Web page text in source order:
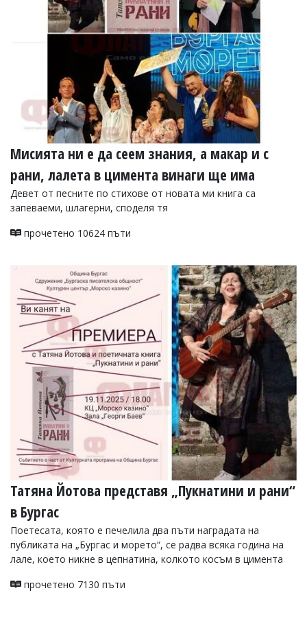
Мисията ни е да сеем знания, а макар и с
рани, лалета в цимента винаги ще има
Девет от песните по стихове от новата ми книга са
запеваеми, шлагерни, споделя тя
прочетено 10624 пъти
Татяна Йотова представя „Пукнатини и рани“
в Бургас
Поетесата, която е печелила два пъти наградата на
публиката на „Бургас и морето“, се радва всяка година на
лале, което никне в цепнатина, колкото косъм в цимента
прочетено 7130 пъти